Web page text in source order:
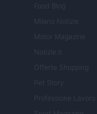
Food Blog
Milano Notizie
Motor Magazine
Notizie.it
Offerte Shopping
Pet Story
Professione Lavoro